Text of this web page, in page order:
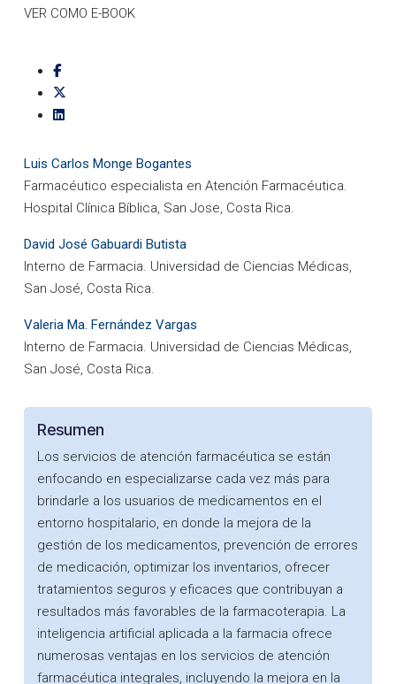
VER COMO E-BOOK
Luis Carlos Monge Bogantes
Farmacéutico especialista en Atención Farmacéutica.
Hospital Clínica Bíblica, San Jose, Costa Rica.
David José Gabuardi Butista
Interno de Farmacia. Universidad de Ciencias Médicas,
San José, Costa Rica.
Valeria Ma. Fernández Vargas
Interno de Farmacia. Universidad de Ciencias Médicas,
San José, Costa Rica.
Resumen
Los servicios de atención farmacéutica se están
enfocando en especializarse cada vez más para
brindarle a los usuarios de medicamentos en el
entorno hospitalario, en donde la mejora de la
gestión de los medicamentos, prevención de errores
de medicación, optimizar los inventarios, ofrecer
tratamientos seguros y eficaces que contribuyan a
resultados más favorables de la farmacoterapia. La
inteligencia artificial aplicada a la farmacia ofrece
numerosas ventajas en los servicios de atención
farmacéutica integrales, incluyendo la mejora en la